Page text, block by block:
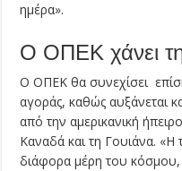
ημέρα».
Ο ΟΠΕΚ χάνει
O ΟΠΕΚ θα συνεχίσει
αγοράς, καθώς αυξάνεται
από την αμερικανική
Καναδά και τη Γουιάνα.
διάφορα μέρη του